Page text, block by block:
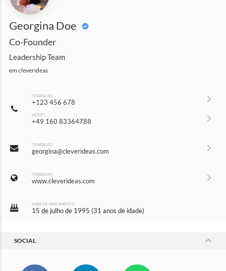
Georgina Doe
Co-Founder
Leadership Team
em cleverideas
TRABALHO
+123 456 678
MÓVEL
+49 160 83364788
TRABALHO
georgina@cleverideas.com
TRABALHO
www.cleverideas.com
DATA DE NASCIMENTO
15 de julho de 1995 (31 anos de idade)
SOCIAL